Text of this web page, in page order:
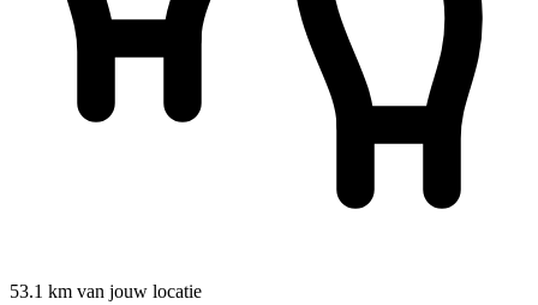
53.1 km van jouw locatie